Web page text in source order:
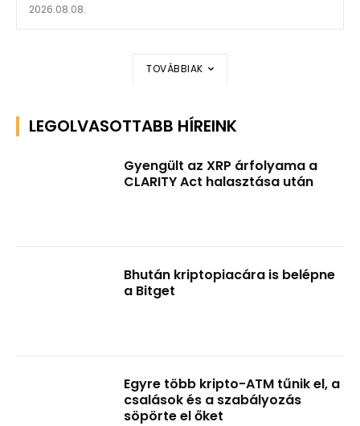
2026.08.08.
TOVÁBBIAK
LEGOLVASOTTABB HÍREINK
Gyengült az XRP árfolyama a
CLARITY Act halasztása után
Bhután kriptopiacára is belépne
a Bitget
Egyre több kripto-ATM tűnik el, a
csalások és a szabályozás
söpörte el őket